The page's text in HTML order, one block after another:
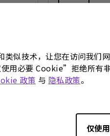
似技术，让您在访问我们
必要 Cookie”拒绝所有
政策 与 隐私政策。
仅使
使用手册
Product
General